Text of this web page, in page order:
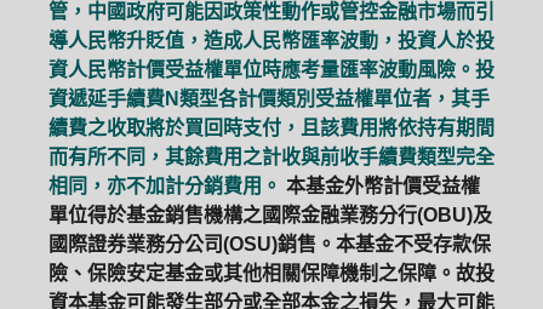
管，中國政府可能因政策性動作或管控金融市場而引
導人民幣升貶值，造成人民幣匯率波動，投資人於投
資人民幣計價受益權單位時應考量匯率波動風險。投
資遞延手續費N類型各計價類別受益權單位者，其手
續費之收取將於買回時支付，且該費用將依持有期間
而有所不同，其餘費用之計收與前收手續費類型完全
相同，亦不加計分銷費用。 本基金外幣計價受益權
單位得於基金銷售機構之國際金融業務分行(OBU)及
國際證券業務分公司(OSU)銷售。本基金不受存款保
險、保險安定基金或其他相關保障機制之保障。故投
資本基金可能發生部分或全部本金之損失，最大可能